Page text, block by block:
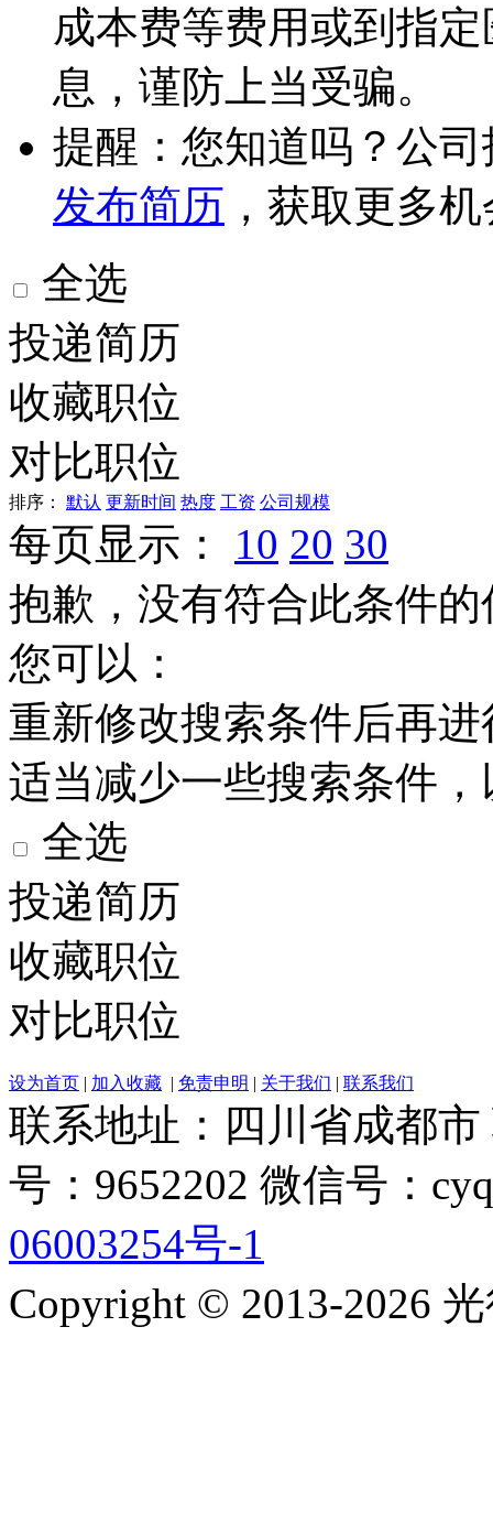
成本费等费用或到指
息，谨防上当受骗。
提醒：您知道吗？公
发布简历 ，获取更多
全选
投递简历
收藏职位
对比职位
排序： 默认 更新时间 热度 工资 公司规模
每页显示： 10 20 30
抱歉，没有符合此条件的
您可以：
重新修改搜索条件后再
适当减少一些搜索条件
全选
投递简历
收藏职位
对比职位
设为首页 | 加入收藏 | 免责申明 | 关于我们 | 联系我们
联系地址：四川省成都市
号：9652202 微信号：
06003254号-1
Copyright © 2013-2026